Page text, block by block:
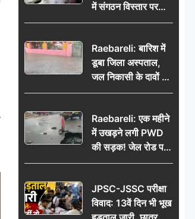
में संगठन विस्तार पर
मंथन, बीडीओ से
जनसमस्याओं का विवरण
Raebareli: बारिश में
डूबा जिला अस्पताल,
जल निकासी के दावों की
खुली पोल
Raebareli: एक महीने
में उखड़ने लगी PWD
की सड़क! जेल रोड पर
गड्ढे ने खोली निर्माण
की उठी मांग
JPSC-JSSC परीक्षा
विवाद: 13वें दिन भी भूख